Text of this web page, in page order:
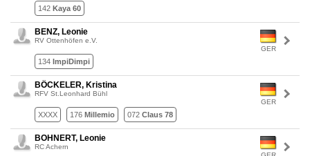
142 Kaya 60
GER
BENZ, Leonie
RV Ottenhöfen e.V.
134 ImpiDimpi
GER
BÖCKELER, Kristina
RFV St.Leonhard Bühl
XXXX 176 Millemio 072 Claus 78
BOHNERT, Leonie
RC Achern